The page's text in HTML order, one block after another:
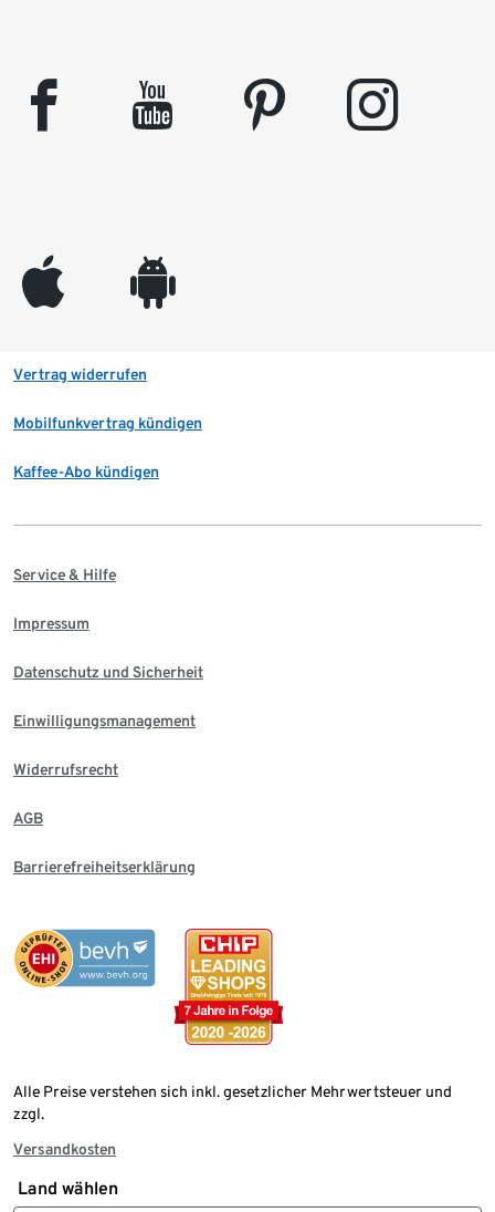
facebook youtube pinterest instagram
appleinc android
Vertrag widerrufen
Mobilfunkvertrag kündigen
Kaffee-Abo kündigen
Service & Hilfe
Impressum
Datenschutz und Sicherheit
Einwilligungsmanagement
Widerrufsrecht
AGB
Barrierefreiheitserklärung
Alle Preise verstehen sich inkl. gesetzlicher Mehrwertsteuer und
zzgl.
Versandkosten
Land wählen